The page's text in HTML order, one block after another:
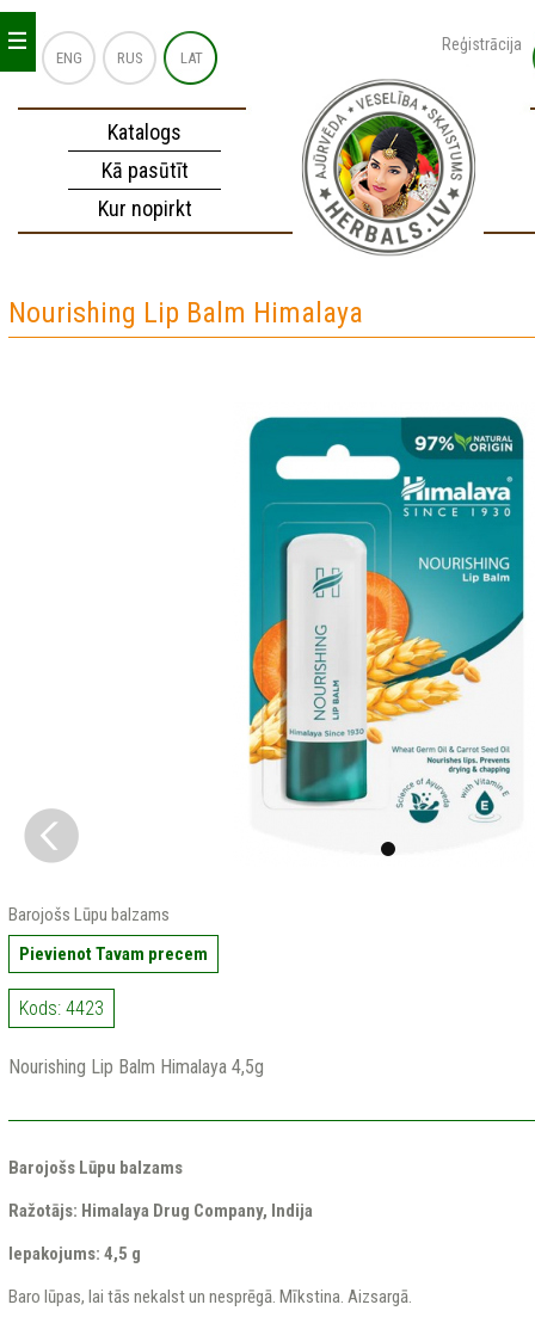
ENG RUS LAT
Reģistrācija
Katalogs
Kā pasūtīt
Kur nopirkt
_
_
_
Nourishing Lip Balm Himalaya
Barojošs Lūpu balzams
Pievienot Tavam precem
Kods: 4423
Nourishing Lip Balm Himalaya 4,5g
Barojošs Lūpu balzams
Ražotājs: Himalaya Drug Company, Indija
Iepakojums: 4,5 g​
Baro lūpas, lai tās nekalst un nesprēgā. Mīkstina. Aizsargā.